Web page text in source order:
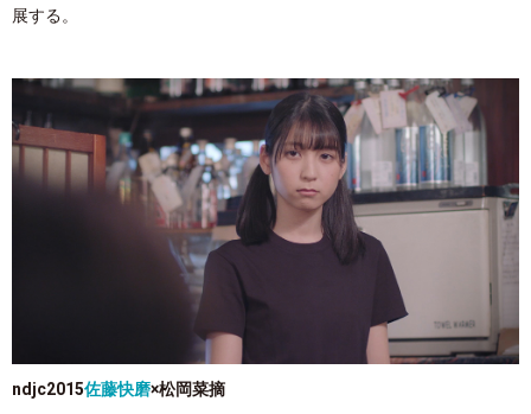
展する。
ndjc2015佐藤快磨×松岡菜摘